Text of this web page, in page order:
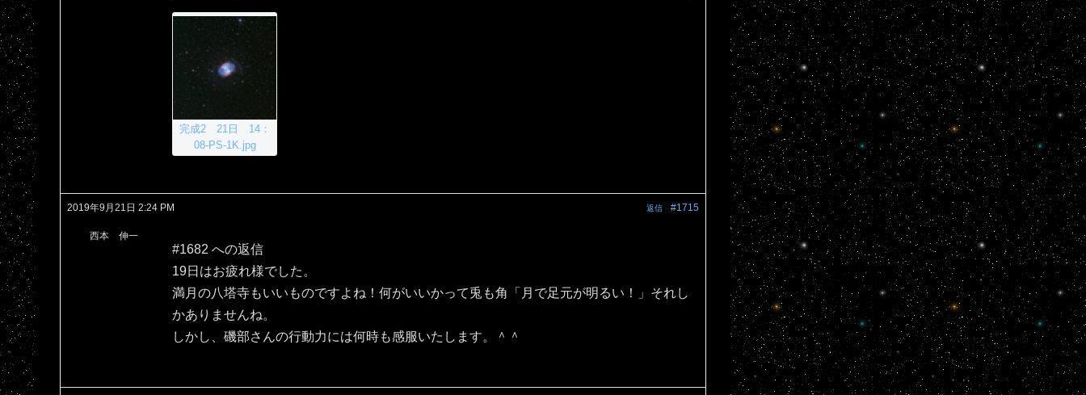
完成2 21日 14：
08-PS-1K.jpg
2019年9月21日 2:24 PM #1715
返信
西本 伸一
#1682 への返信
19日はお疲れ様でした。
満月の八塔寺もいいものですよね！何がいいかって兎も角「月で足元が明るい！」それし
かありませんね。
しかし、磯部さんの行動力には何時も感服いたします。＾＾